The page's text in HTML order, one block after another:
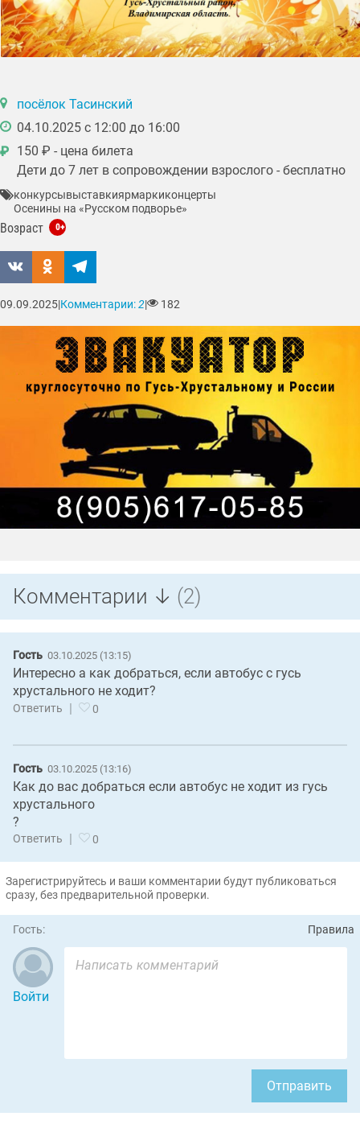
посёлок Тасинский
04.10.2025 с 12:00 до 16:00
150 ₽ - цена билета
Дети до 7 лет в сопровождении взрослого - бесплатно
₽
конкурсывыставкиярмаркиконцерты
Осенины на «Русском подворье»
Возраст 0+
09.09.2025|Комментарии:2| 182
Комментарии ↓ (2)
Гость 03.10.2025 (13:15)
Интересно а как добраться, если автобус с гусь
хрустального не ходит?
Ответить | 0
Гость 03.10.2025 (13:16)
Как до вас добраться если автобус не ходит из гусь
хрустального
?
Ответить 0
Зарегистрируйтесь и ваши комментарии будут публиковаться
сразу, без предварительной проверки.
Гость: Правила
Войти
Отправить